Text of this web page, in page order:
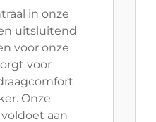
in onze
uitsluitend
voor onze
voor
Onze
aan